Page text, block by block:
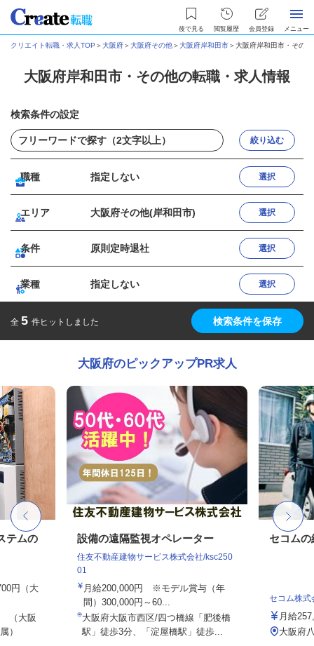
後で見る 閲覧履歴 会員登録 メニュー
クリエイト転職・求人TOP ＞大阪府＞大阪府その他＞大阪府岸和田市＞大阪府岸和田市・その
大阪府岸和田市・その他の転職・求人情報
検索条件の設定
絞り込む
職種 指定しない 選択
エリア 大阪府その他(岸和田市) 選択
条件 原則定時退社 選択
業種 指定しない 選択
全 5 件ヒットしました 検索条件を保存
大阪府のピックアップPR求人
テムの
円（大
（大阪
）
設備の遠隔監視オペレーター
住友不動産建物サービス株式会社/ksc250
01
月給200,000円 ※モデル賞与（年
間）300,000円～60...
大阪府大阪市西区/四つ橋線「肥後橋
駅」徒歩3分、「淀屋橋駅」徒歩...
セコムの
セコム株式
月給
大阪府